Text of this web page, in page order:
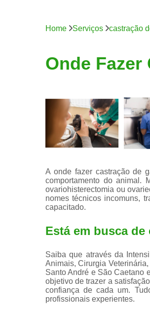
Home Serviços castração
Onde Fazer
A onde fazer castração de
comportamento do animal.
ovariohisterectomia ou
nomes técnicos incomuns,
capacitado.
Está em busca
Saiba que através da
Animais, Cirurgia
Santo André e São Caetano
objetivo de trazer a
confiança de cada um.
profissionais experientes.